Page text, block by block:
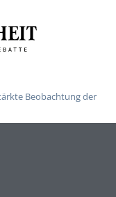
Beobachtung der